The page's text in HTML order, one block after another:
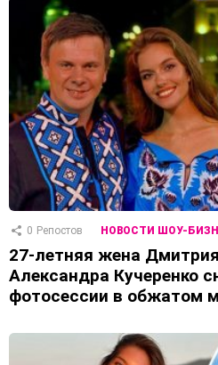
0 Репостов НОВОСТИ ШОУ-
27-летняя жена
Александра Кучеренко
фотосессии в обжатом